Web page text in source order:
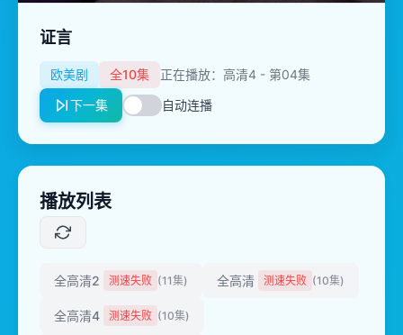
证言
欧美剧 全10集
正在播放：高清4 - 第04集
下一集
自动连播
播放列表
全高清2 测速失败 (11集) 全高清 测速失败 (10集)
全高清4 测速失败 (10集)